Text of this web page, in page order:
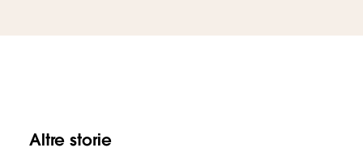
Altre storie